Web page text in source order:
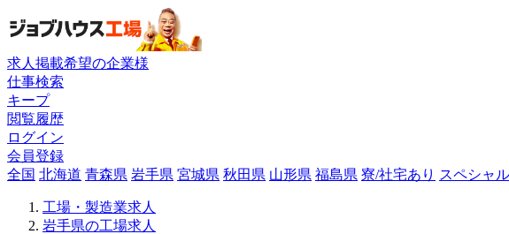
求人掲載希望の企業様
仕事検索
キープ
閲覧履歴
ログイン
会員登録
全国 北海道 青森県 岩手県 宮城県 秋田県 山形県 福島県 寮/社宅あり スペシャ
工場・製造業求人
岩手県の工場求人